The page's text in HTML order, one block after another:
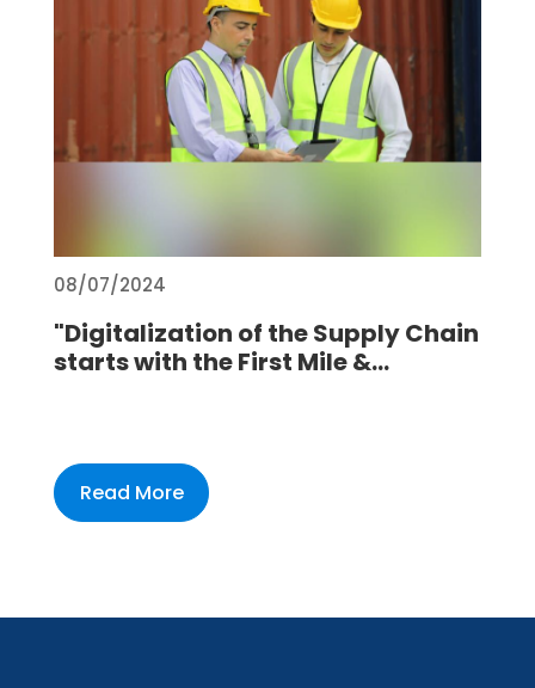
08/07/2024
"Digitalization of the Supply Chain
starts with the First Mile &...
Read More